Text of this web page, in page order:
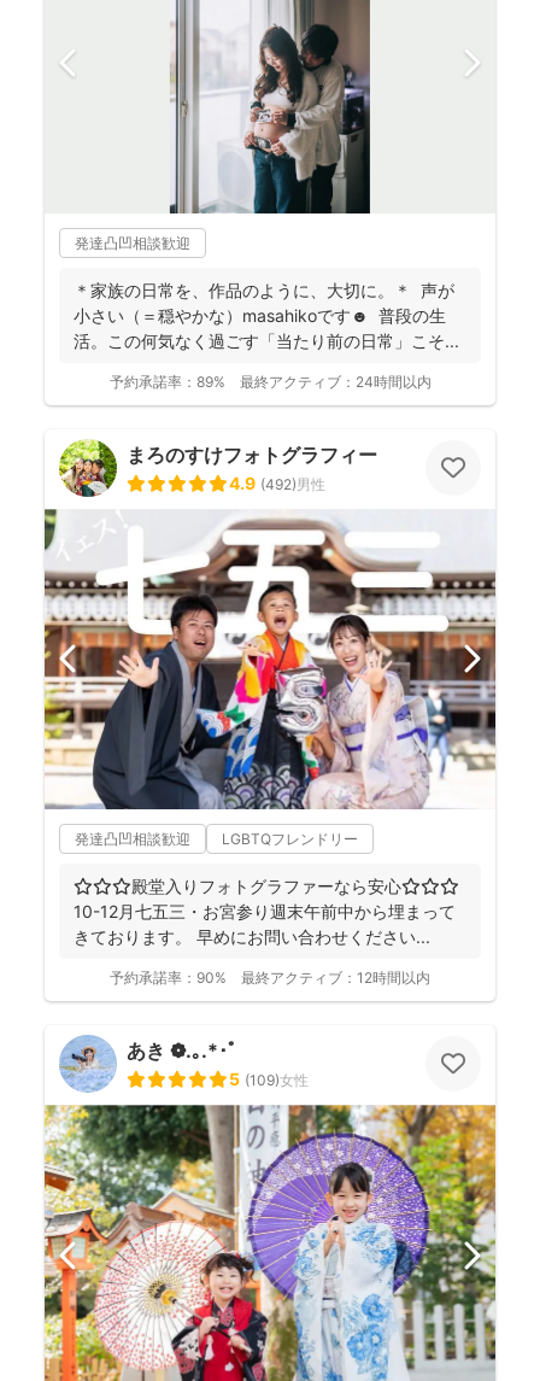
発達凸凹相談歓迎
＊家族の日常を、作品のように、大切に。＊ 声が
小さい（＝穏やかな）masahikoです☻ 普段の生
活。この何気なく過ごす「当たり前の日常」こそ...
予約承諾率： 89% 最終アクティブ： 24時間以内
まろのすけフォトグラフィー
4.9 (492)男性
発達凸凹相談歓迎 LGBTQフレンドリー
⭐︎⭐︎⭐︎殿堂入りフォトグラファーなら安心⭐︎⭐︎⭐︎
10-12月七五三・お宮参り週末午前中から埋まって
きております。 早めにお問い合わせください...
予約承諾率： 90% 最終アクティブ： 12時間以内
あき ❁.｡.*･ﾟ
5 (109)女性